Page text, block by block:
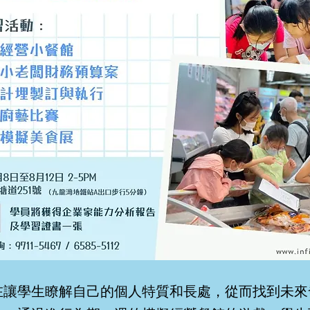
學生瞭解自己的個人特質和長處，從而找到未